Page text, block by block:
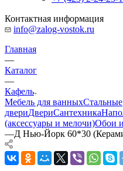
Контактная информация
info@zalog-vostok.ru
Главная
—
Каталог
—
Кафель
Мебель для ванныхСтальные
двериДвериСантехника
(аксессуары и мелочи)Обои
—Д Нью-Йорк 60*30